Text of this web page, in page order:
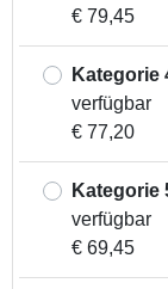
€ 79,45
Kategorie
verfügbar
€ 77,20
Kategorie
verfügbar
€ 69,45